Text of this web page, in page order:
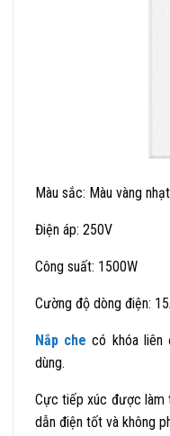
Màu sắc: Màu vàng
Điện áp: 250V
Công suất: 1500W
Cường độ dòng điện:
Nắp che có khóa liên
dùng.
Cực tiếp xúc được làm
dẫn điện tốt và không